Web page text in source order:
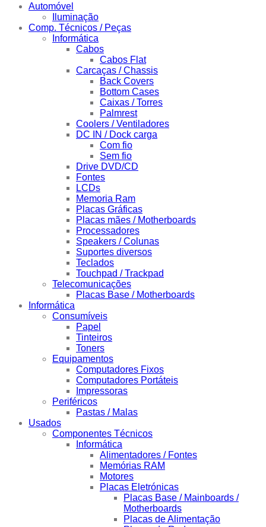
Automóvel
Iluminação
Comp. Técnicos / Peças
Informática
Cabos
Cabos Flat
Carcaças / Chassis
Back Covers
Bottom Cases
Caixas / Torres
Palmrest
Coolers / Ventiladores
DC IN / Dock carga
Com fio
Sem fio
Drive DVD/CD
Fontes
LCDs
Memoria Ram
Placas Gráficas
Placas mães / Motherboards
Processadores
Speakers / Colunas
Suportes diversos
Teclados
Touchpad / Trackpad
Telecomunicações
Placas Base / Motherboards
Informática
Consumíveis
Papel
Tinteiros
Toners
Equipamentos
Computadores Fixos
Computadores Portáteis
Impressoras
Periféricos
Pastas / Malas
Usados
Componentes Técnicos
Informática
Alimentadores / Fontes
Memórias RAM
Motores
Placas Eletrónicas
Placas Base / Mainboards /
Motherboards
Placas de Alimentação